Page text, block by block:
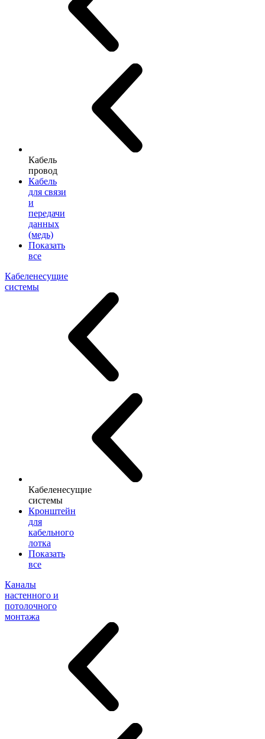
Кабель
провод
Кабель
для связи
и
передачи
данных
(медь)
Показать
все
Кабеленесущие
системы
Кабеленесущие
системы
Кронштейн
для
кабельного
лотка
Показать
все
Каналы
настенного и
потолочного
монтажа